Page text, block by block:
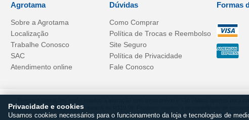
Agrotama
Sobre a Agrotama
Localização
Trabalhe Conosco
SAC
Atendimento online
Dúvidas
Como Comprar
Política de Trocas e Reembolso
Site Seguro
Política de Privacidade
Fale Conosco
Formas
Preços e condições estão sujeitos a alteração sem aviso prévio e são válidos apenas para
ilustrativas. Parcela mínima de R$19,99. Produtos sujeitos a disponibilidade de
NTS DO BRASIL COMERCIO DE MAQUINAS E
Privacidade e cookies
Usamos cookies necessários para o funcionamento da loja e tecnologias de